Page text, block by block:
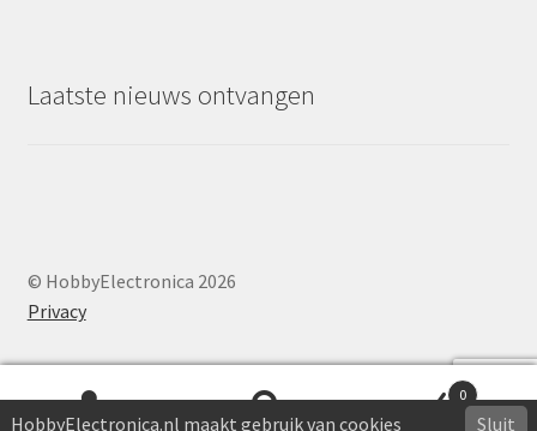
Laatste nieuws ontvangen
© HobbyElectronica 2026
Privacy
0
HobbyElectronica.nl maakt gebruik van cookies Sluit